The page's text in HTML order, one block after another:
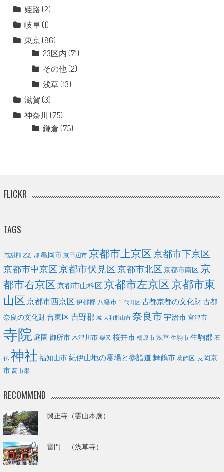
姫路 (2)
岐阜(1)
東京(86)
23区内 (71)
その他(2)
浅草(13)
滋賀 (3)
神奈川 (75)
鎌倉 (75)
FLICKR
TAGS
与謝郡 乙訓郡 亀岡市 京田辺市 京都市上京区京都市下京区
京都市中京区京都市伏見区京都市北区 京都市南区 京
都市右京区 京都市山科区 京都市左京区京都市東
山区京都市西京区 伊都郡 八幡市 千代田区 古都京都の文化財古都
奈良の文化財 台東区 吉野郡 城 大和郡山市 奈良市宇治市 宮津市
寺院 庭園 御所市 木津川市 柴又 桜井市 橿原市 浅草 生駒市 生駒郡 石
仏 神社 福知山市紀伊山地の霊場と参詣道 舞鶴市 葛飾区 長岡京
市 高市郡
RECOMMEND
興正寺（霊山本廟）
雷門 （浅草寺）